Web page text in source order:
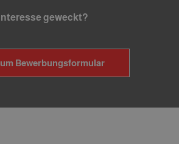
Interesse geweckt?
Bewerbungsformular